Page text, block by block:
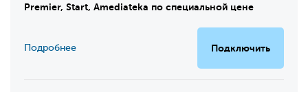
Premier, Start, Amediateka по специальной цене
Подключить
Подробнее